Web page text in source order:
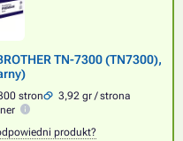
TN-7300 (TN7300),
stron
3,92 gr / strona
produkt?